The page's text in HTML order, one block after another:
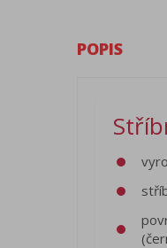
POPIS